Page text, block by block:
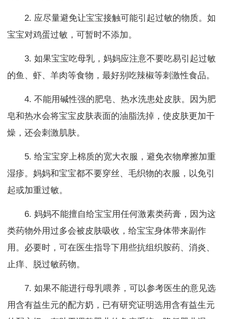
2. 应尽量避免让宝宝接触可能引起过敏的物质。如
宝宝对鸡蛋过敏，可暂时不添加。
3. 如果宝宝吃母乳，妈妈应注意不要吃易引起过敏
的鱼、虾、羊肉等食物，最好别吃辣椒等刺激性食品。
4. 不能用碱性强的肥皂、热水洗患处皮肤。因为肥
皂和热水会将宝宝皮肤表面的油脂洗掉，使皮肤更加干
燥，还会刺激肌肤。
5. 给宝宝穿上棉质的宽大衣服，避免衣物摩擦加重
湿疹。妈妈和宝宝都不要穿丝、毛织物的衣服，以免引
起或加重过敏。
6. 妈妈不能擅自给宝宝用任何激素类药膏，因为这
类药物外用过多会被皮肤吸收，给宝宝身体带来副作
用。必要时，可在医生指导下用些抗组织胺药、消炎、
止痒、脱过敏药物。
7. 如果不能进行母乳喂养，可以参考医生的意见选
用含有益生元的配方奶，已有研究证明选用含有益生元